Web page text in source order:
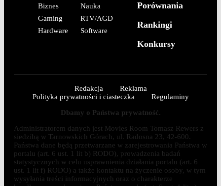
Biznes
Gaming
Hardware
Nauka
RTV/AGD
Software
Porównania
Rankingi
Konkursy
Redakcja
Reklama
Polityka prywatności i ciasteczka
Regulaminy
Dbamy o Państwa prywatność.
Administratorem danych jest Movies Room Tomasz Rewers z
siedzibą w Tarnowskich Górach, ul. Radosna 23, 42-600.
Państwa dane będą przetwarzane w zarejestrowania Państwa w
portalu (art. 6 ust. 1 lit b) RODO), prowadzenia badań
statystycznych w celu usprawnienia działania portalu (art. 6
ust. 1 lit f) RODO) a także kontaktu na życzenie osoby, w tym
wysyłania treści informacyjnych oraz o charakterze